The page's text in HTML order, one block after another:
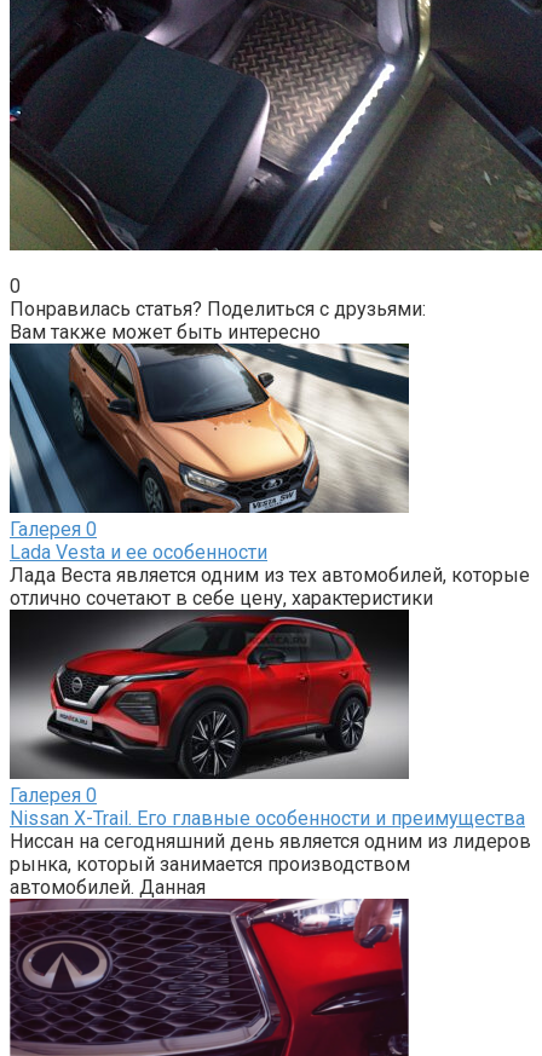
0
Понравилась статья? Поделиться с друзьями:
Вам также может быть интересно
Галерея 0
Lada Vesta и ее особенности
Лада Веста является одним из тех автомобилей, которые
отлично сочетают в себе цену, характеристики
Галерея 0
Nissan X-Trail. Его главные особенности и преимущества
Ниссан на сегодняшний день является одним из лидеров
рынка, который занимается производством
автомобилей. Данная